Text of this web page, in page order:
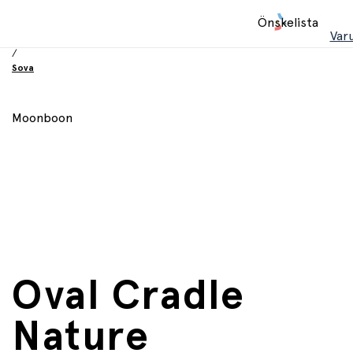
Önskelista
/
Sova
Moonboon
Oval Cradle
Nature